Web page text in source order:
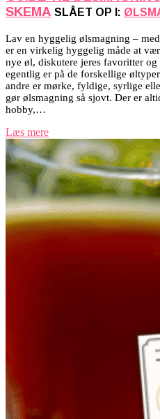
SKEMA SLÅET OP I:
Lav en hyggelig ølsmagning –
er en virkelig hyggelig måde at
nye øl, diskutere jeres favoritter
egentlig er på de forskellige
andre er mørke, fyldige, syrlige
gør ølsmagning så sjovt. Der er
hobby,…
Læs mere